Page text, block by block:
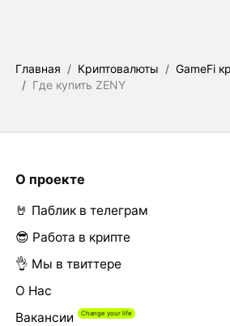
Главная / Криптовалюты / GameFi
/ Где купить ZENY
О проекте
🤘 Паблик в телеграм
😎 Работа в крипте
👌 Мы в твиттере
О Нас
Вакансии